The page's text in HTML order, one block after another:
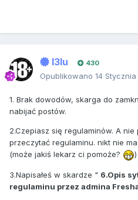
I3lu 430
Opublikowano 14 Stycznia
1. Brak dowodów, skarga do
nabijać postów.
2.Czepiasz się regulaminów. A
przeczytać regulaminu. nikt nie
(może jakiś lekarz ci pomoże?
)
3.Napisałeś w skardze " 6.Opis
regulaminu przez admina